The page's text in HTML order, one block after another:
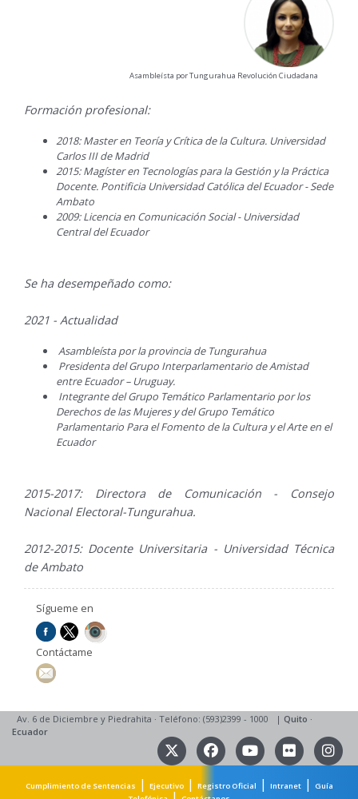
Asambleísta por Tungurahua Revolución Ciudadana
Formación profesional:
2018: Master en Teoría y Crítica de la Cultura. Universidad
Carlos III de Madrid
2015: Magíster en Tecnologías para la Gestión y la Práctica
Docente. Pontificia Universidad Católica del Ecuador - Sede
Ambato
2009: Licencia en Comunicación Social - Universidad
Central del Ecuador
Se ha desempeñado como:
2021 - Actualidad
Asambleísta por la provincia de Tungurahua
Presidenta del Grupo Interparlamentario de Amistad
entre Ecuador – Uruguay.
Integrante del Grupo Temático Parlamentario por los
Derechos de las Mujeres y del Grupo Temático
Parlamentario Para el Fomento de la Cultura y el Arte en el
Ecuador
2015-2017: Directora de Comunicación - Consejo
Nacional Electoral-Tungurahua.
2012-2015: Docente Universitaria - Universidad Técnica
de Ambato
Sígueme en
Contáctame
Av. 6 de Diciembre y Piedrahita · Teléfono: (593)2399 - 1000 | Quito ·
Ecuador
Cumplimiento de Sentencias | Ejecutivo| Registro Oficial | Intranet|
Guía